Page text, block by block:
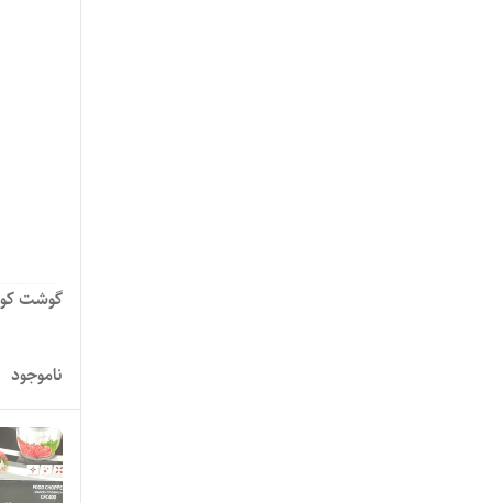
گوشت
ناموجود